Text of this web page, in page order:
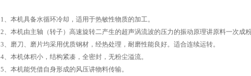
1、本机具备水循环冷却，适用于热敏性物质的加工。
2、本机由主轴（转子）高速旋转二产生的超声涡流波的压力的振动原理讲原料一次成
3、磨刀、磨片均采用优质钢材，经热处理，耐磨性能良好。适合连续运转。
4、本机体积小，结构紧凑，全密封，无粉尘溢流。
5、本机能凭借自身形成的风压讲物料传输。